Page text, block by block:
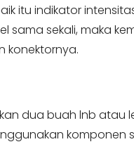
itu indikator
sama sekali, maka
konektornya.
dua buah lnb atau
komponen